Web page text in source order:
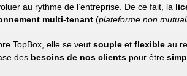
au rythme de l’entreprise. De ce fait, la
multi-tenant(plateforme non
TopBox, elle se veut soupleet flexibleau
des besoins de nos clientspour être